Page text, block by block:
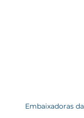
Embaixadoras